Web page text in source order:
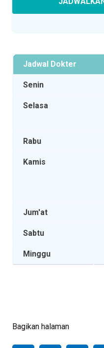
Jadwal Dokter
Senin
Selasa
Rabu
Kamis
Jum'at
Sabtu
Minggu
Bagikan halaman